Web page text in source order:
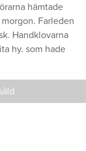
hämtade
Farleden
Handklovarna
hy. som hade